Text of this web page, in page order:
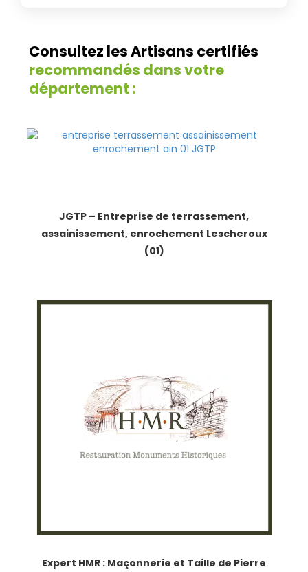
Consultez les Artisans certifiés
recommandés dans votre
département :
JGTP – Entreprise de terrassement,
assainissement, enrochement Lescheroux
(01)
Expert HMR : Maçonnerie et Taille de Pierre